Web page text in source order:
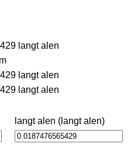
langt alen
langt alen
langt alen
langt alen (langt alen)